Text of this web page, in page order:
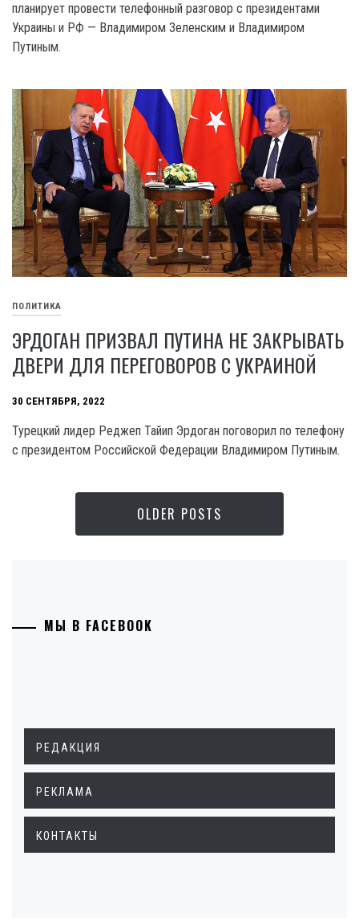
планирует провести телефонный разговор с президентами
Украины и РФ — Владимиром Зеленским и Владимиром
Путиным.
ПОЛИТИКА
ЭРДОГАН ПРИЗВАЛ ПУТИНА НЕ ЗАКРЫВАТЬ
ДВЕРИ ДЛЯ ПЕРЕГОВОРОВ С УКРАИНОЙ
30 СЕНТЯБРЯ, 2022
Турецкий лидер Реджеп Тайип Эрдоган поговорил по телефону
с президентом Российской Федерации Владимиром Путиным.
OLDER POSTS
МЫ В FACEBOOK
РЕДАКЦИЯ
РЕКЛАМА
КОНТАКТЫ